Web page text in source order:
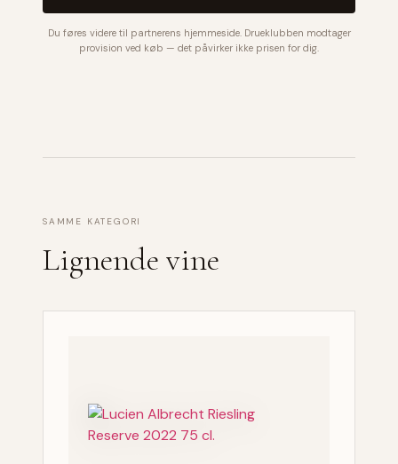
Du føres videre til partnerens hjemmeside. Drueklubben modtager
provision ved køb — det påvirker ikke prisen for dig.
SAMME KATEGORI
Lignende vine